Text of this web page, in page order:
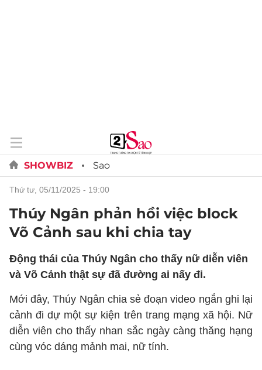
SHOWBIZ Sao
thứ tư, 05/11/2025 - 19:00
Thúy Ngân phản hồi việc block
Võ Cảnh sau khi chia tay
Động thái của Thúy Ngân cho thấy nữ diễn viên
và Võ Cảnh thật sự đã đường ai nấy đi.
Mới đây, Thúy Ngân chia sẻ đoạn video ngắn ghi lại
cảnh đi dự một sự kiện trên trang mạng xã hội. Nữ
diễn viên cho thấy nhan sắc ngày càng thăng hạng
cùng vóc dáng mảnh mai, nữ tính.